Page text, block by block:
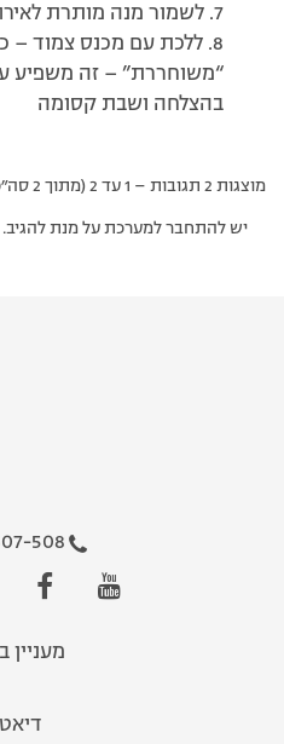
7. לשמור מנה מותרת לאירועים כאלו..
8. ללכת עם מכנס צמוד
“משוחררת” – זה משפיע
בהצלחה ושבת קסומה
מוצגות 2 תגובות – 1 עד 2 (מתוך 2 סה״כ)
יש להתחבר למערכת על מנת להגיב.
508
מעניין